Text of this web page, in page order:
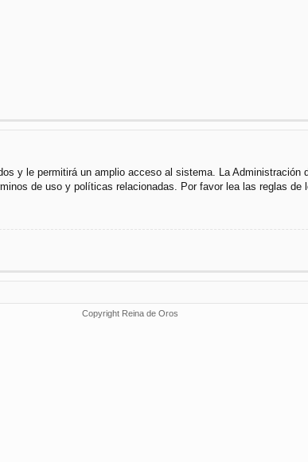
y le permitirá un amplio acceso al sistema. La
de uso y políticas relacionadas. Por favor lea las reglas de
Copyright Reina de Oros